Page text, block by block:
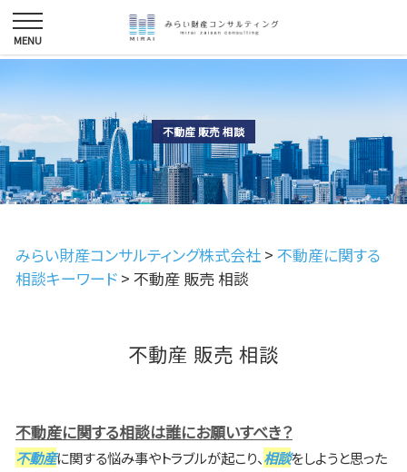
不動産 販売 相談
みらい財産コンサルティング株式会社 > 不動産に関する
相談キーワード > 不動産 販売 相談
不動産 販売 相談
不動産に関する相談は誰にお願いすべき？
不動産に関する悩み事やトラブルが起こり、相談をしようと思った